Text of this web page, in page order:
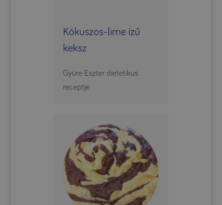
Kókuszos-lime ízű
keksz
Gyüre Eszter dietetikus
receptje